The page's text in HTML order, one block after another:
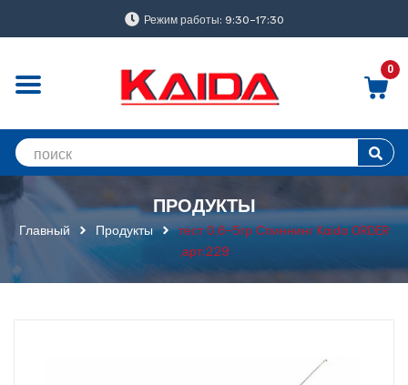
Режим работы: 9:30-17:30
0
ПРОДУКТЫ
Главный Продукты
тест 0,6-5гр Спиннинг Kaida ORDER
,арт:229